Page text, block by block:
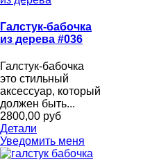
Галстук-бабочка
из дерева #036
Галстук-бабочка
это стильный
аксессуар, который
должен быть...
2800,00 руб
Детали
Уведомить меня